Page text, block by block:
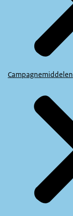
Campagnemiddelen